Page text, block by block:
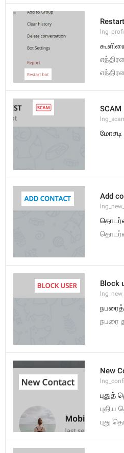
SCAM
மோசடி
Add
Block
நபரைத்
நபரை
New
புதுத்
புதிய
புது